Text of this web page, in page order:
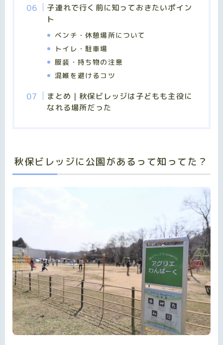
子連れで行く前に知っておきたいポイン
ト
ベンチ・休憩場所について
トイレ・駐車場
服装・持ち物の注意
混雑を避けるコツ
まとめ｜秋保ビレッジは子どもも主役に
なれる場所だった
秋保ビレッジに公園があるって知ってた？